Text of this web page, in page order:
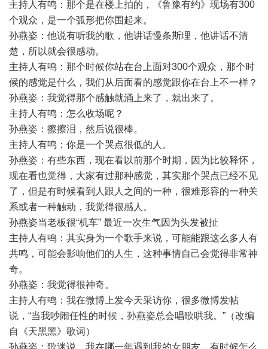
主持人有鸣：那个是在楼上拍的，《鲁豫有约》现场有300
个观众，是一个弧形把你围起来。
孙燕姿：他说有听我的歌，他讲话慢条斯理，他讲话不清
楚，所以就会很感动。
主持人有鸣：那个时候你站在台上面对300个观众，那个时
候的感觉是什么，我们从后面看的感觉跟你在台上不一样？
孙燕姿：我觉得那个感触就涌上来了，就出来了。
主持人有鸣：怎么收场呢？
孙燕姿：擦擦泪，然后说很棒。
主持人有鸣：你是一个哭点很低的人。
孙燕姿：有些东西，现在看以前那个时期，因为比较释怀，
现在看也觉得，大家有过那种感觉，其实那个哭点已经不见
了，但是有时候看到人跟人之间的一种，很难形容的一种关
系或者一种触动，我觉得很感人。
孙燕姿当老板很“机车” 最近一次生气因为头发被扯
主持人有鸣：其实身为一个歌手来说，可能能跟这么多人有
共鸣，可能会影响他们的人生，这种事情自己会觉得非常神
奇。
孙燕姿：我觉得很神奇。
主持人有鸣：我在微博上发今天采访你，很多微博发帖
说，“当我吵闹任性的时候，孙燕姿总会唱歌哄我。”（改编
自《天黑黑》歌词）
孙燕姿：歌迷说，我在哪一年遇到我的女朋友，有时候怎么